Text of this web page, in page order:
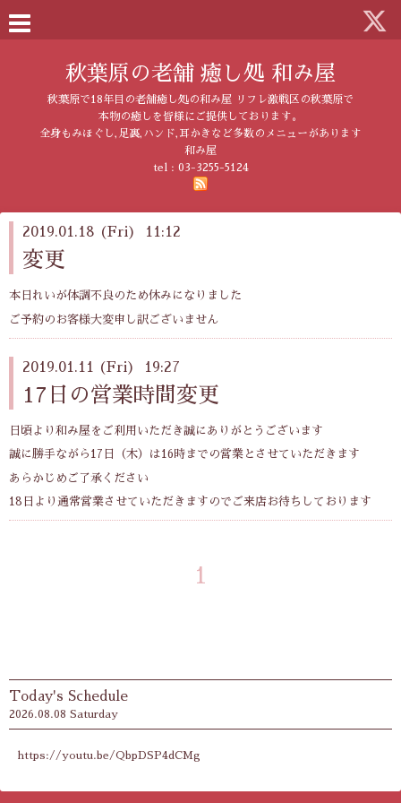
秋葉原の老舗 癒し処 和み屋
秋葉原で18年目の老舗癒し処の和み屋 リフレ激戦区の秋葉原で
本物の癒しを皆様にご提供しております。
全身もみほぐし,足裏,ハンド,耳かきなど多数のメニューがあります
和み屋
tel : 03-3255-5124
2019.01.18 (Fri) 11:12
変更
本日れいが体調不良のため休みになりました
ご予約のお客様大変申し訳ございません
2019.01.11 (Fri) 19:27
17日の営業時間変更
日頃より和み屋をご利用いただき誠にありがとうございます
誠に勝手ながら17日（木）は16時までの営業とさせていただきます
あらかじめご了承ください
18日より通常営業させていただきますのでご来店お待ちしております
1
Today's Schedule
2026.08.08 Saturday
https://youtu.be/QbpDSP4dCMg